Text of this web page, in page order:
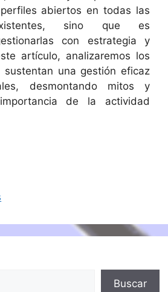
abiertos en todas las
sino que es
con estrategia y
artículo, analizaremos los
sustentan una gestión eficaz
desmontando mitos y
de la actividad
Buscar